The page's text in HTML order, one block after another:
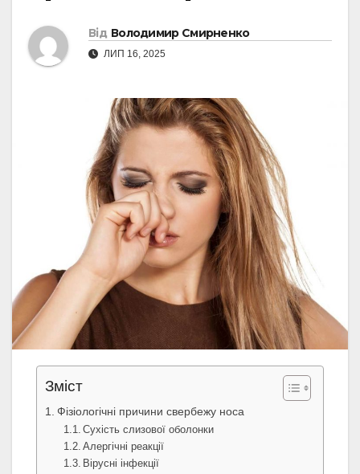
Від Володимир Смирненко
ЛИП 16, 2025
Зміст
Фізіологічні причини свербежу носа
Сухість слизової оболонки
Алергічні реакції
Вірусні інфекції